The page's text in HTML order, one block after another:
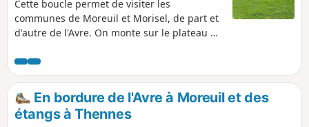
Cette boucle permet de visiter les
communes de Moreuil et Morisel, de part et
d'autre de l'Avre. On monte sur le plateau du
pour traverser ce bourg et ce village. Une
deuxième boucle dans la vallée de l'Avre
permet de rejoindre le parking de départ.
Sur le parcours, on peut voir des édifices
typiques et étonnants.
En bordure de l'Avre à Moreuil et des
étangs à Thennes